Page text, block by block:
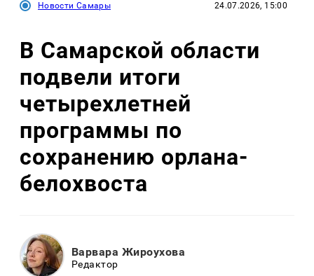
Новости Самары 24.07.2026, 15:00
В Самарской области
подвели итоги
четырехлетней
программы по
сохранению орлана-
белохвоста
Варвара Жироухова
Редактор